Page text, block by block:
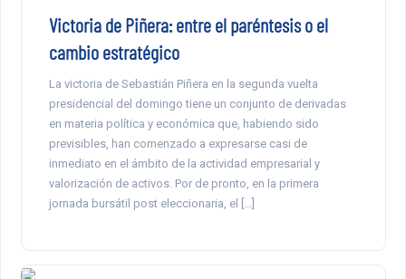
Victoria de Piñera: entre el paréntesis o el
cambio estratégico
La victoria de Sebastián Piñera en la segunda vuelta
presidencial del domingo tiene un conjunto de derivadas
en materia política y económica que, habiendo sido
previsibles, han comenzado a expresarse casi de
inmediato en el ámbito de la actividad empresarial y
valorización de activos. Por de pronto, en la primera
jornada bursátil post eleccionaria, el […]